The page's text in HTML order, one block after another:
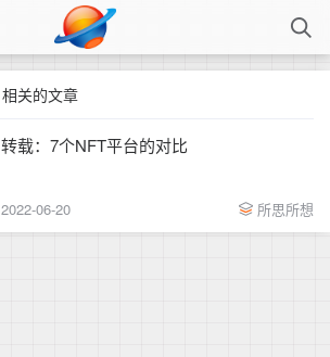
相关的文章
转载：7个NFT平台的对比
2022-06-20 所思所想